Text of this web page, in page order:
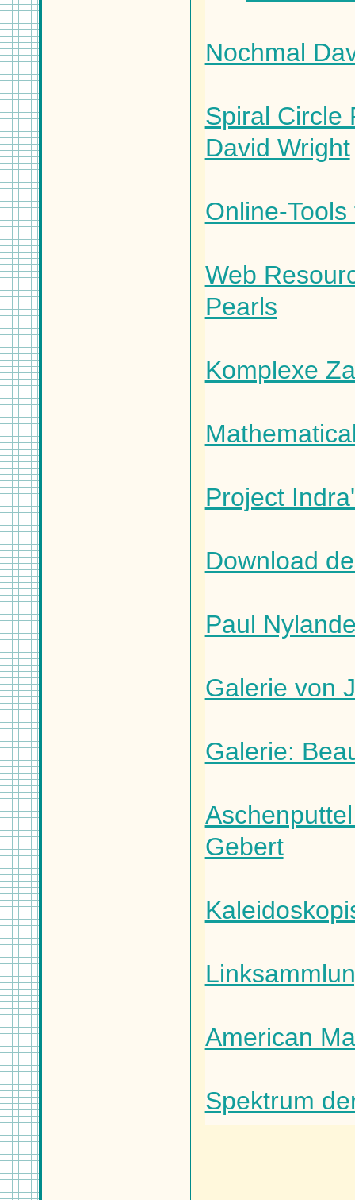
Nochmal
Spiral Circle
David Wright
Online-
Web
Pearls
Komplexe
Project
Download
Paul
Galerie von
Galerie:
Gebert
American
Spektrum